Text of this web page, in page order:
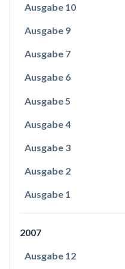
Ausgabe 10
Ausgabe 9
Ausgabe 7
Ausgabe 6
Ausgabe 5
Ausgabe 4
Ausgabe 3
Ausgabe 2
Ausgabe 1
2007
Ausgabe 12